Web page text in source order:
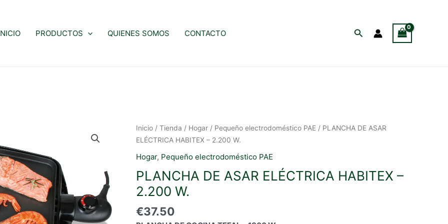
PRODUCTOS QUIENES SOMOS CONTACTO Buscar
Inicio / Tienda / Hogar / Pequeño electrodoméstico PAE / PLANCHA DE ASAR
ELÉCTRICA HABITEX – 2.200 W.
Hogar, Pequeño electrodoméstico PAE
PLANCHA DE ASAR ELÉCTRICA HABITEX –
2.200 W.
€37.50